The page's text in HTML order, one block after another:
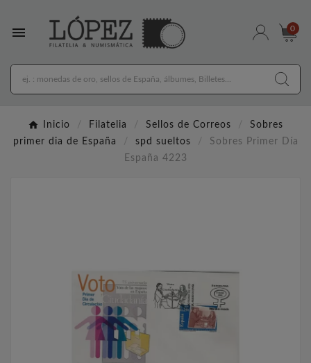
 0
Inicio Filatelia Sellos de Correos
Sobres
primer dia de España
spd sueltos
Sobres Primer Día
España 4223